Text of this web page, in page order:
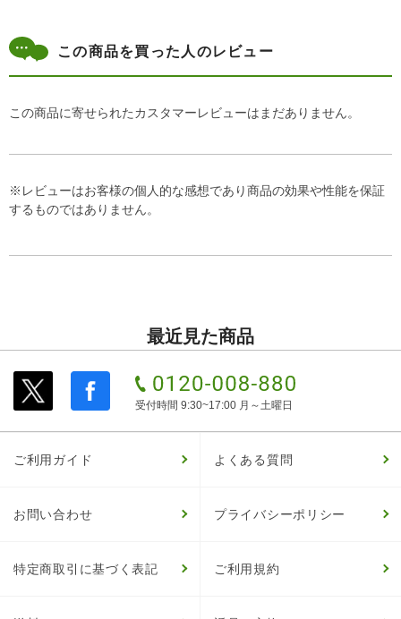
この商品を買った人のレビュー
この商品に寄せられたカスタマーレビューはまだありません。
※レビューはお客様の個人的な感想であり商品の効果や性能を保証
するものではありません。
最近見た商品
受付時間 9:30~17:00 月～土曜日
ご利用ガイド よくある質問
お問い合わせ プライバシーポリシー
特定商取引に基づく表記 ご利用規約